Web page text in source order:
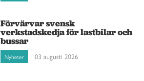
Förvärvar svensk
verkstadskedja för lastbilar och
bussar
Nyheter 03 augusti 2026